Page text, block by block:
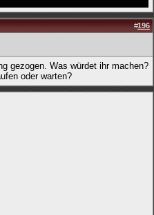
#196
gezogen. Was würdet ihr machen?
oder warten?